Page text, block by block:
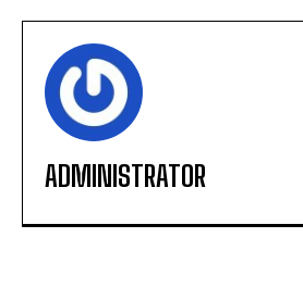
ADMINISTRATOR